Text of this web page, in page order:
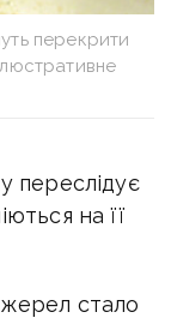
перекрити
переслідує
на її
стало